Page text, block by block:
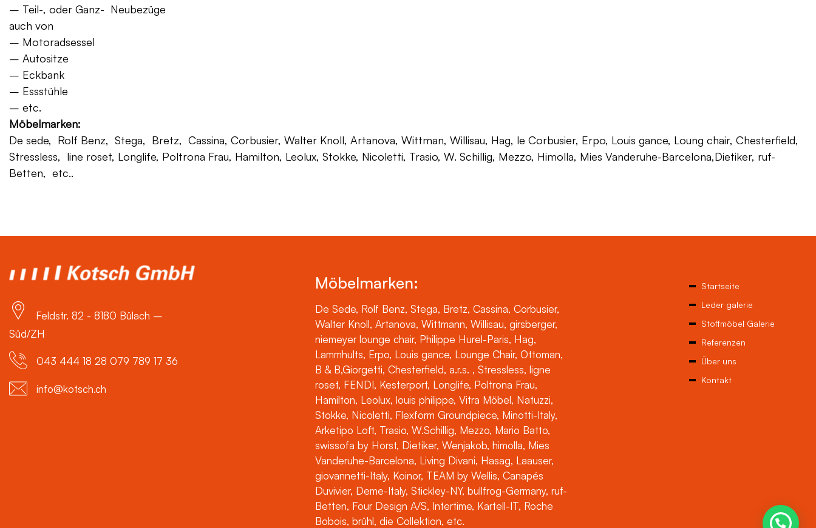
– Teil-, oder Ganz- Neubezüge
auch von
– Motoradsessel
– Autositze
– Eckbank
– Essstühle
– etc.
Möbelmarken:
De sede, Rolf Benz, Stega, Bretz, Cassina, Corbusier, Walter Knoll, Artanova, Wittman, Willisau, Hag, le Corbusier, Erpo, Louis gance, Loung chair, Chesterfield,
Stressless, line roset, Longlife, Poltrona Frau, Hamilton, Leolux, Stokke, Nicoletti, Trasio, W. Schillig, Mezzo, Himolla, Mies Vanderuhe-Barcelona,Dietiker, ruf-
Betten, etc..
Feldstr. 82 - 8180 Bülach –
Süd/ZH
043 444 18 28 079 789 17 36
info@kotsch.ch
Möbelmarken:
De Sede, Rolf Benz, Stega, Bretz, Cassina, Corbusier,
Walter Knoll, Artanova, Wittmann, Willisau, girsberger,
niemeyer lounge chair, Philippe Hurel-Paris, Hag,
Lammhults, Erpo, Louis gance, Lounge Chair, Ottoman,
B & B,Giorgetti, Chesterfield, a.r.s. , Stressless, ligne
roset, FENDI, Kesterport, Longlife, Poltrona Frau,
Hamilton, Leolux, louis philippe, Vitra Möbel, Natuzzi,
Stokke, Nicoletti, Flexform Groundpiece, Minotti-Italy,
Arketipo Loft, Trasio, W.Schillig, Mezzo, Mario Batto,
swissofa by Horst, Dietiker, Wenjakob, himolla, Mies
Vanderuhe-Barcelona, Living Divani, Hasag, Laauser,
giovannetti-Italy, Koinor, TEAM by Wellis, Canapés
Duvivier, Deme-Italy, Stickley-NY, bullfrog-Germany, ruf-
Betten, Four Design A/S, Intertime, Kartell-IT, Roche
Bobois, brühl, die Collektion, etc.
Startseite
Leder galerie
Stoffmöbel Galerie
Referenzen
Über uns
Kontakt